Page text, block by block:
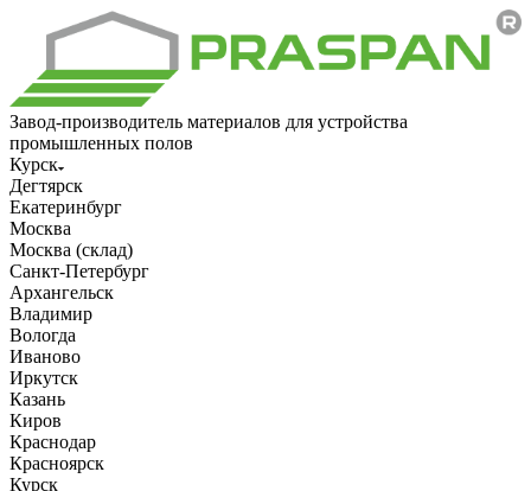
Завод-производитель материалов для устройства
промышленных полов
Курск
Дегтярск
Екатеринбург
Москва
Москва (склад)
Санкт-Петербург
Архангельск
Владимир
Вологда
Иваново
Иркутск
Казань
Киров
Краснодар
Красноярск
Курск